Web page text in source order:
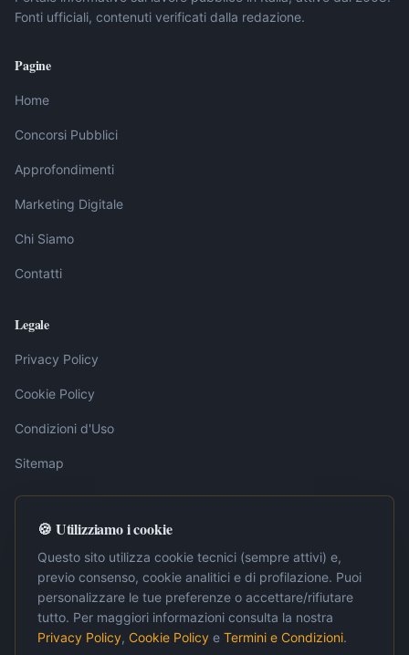
Fonti ufficiali, contenuti verificati dalla redazione.
Pagine
Home
Concorsi Pubblici
Approfondimenti
Marketing Digitale
Chi Siamo
Contatti
Legale
Privacy Policy
Cookie Policy
Condizioni d'Uso
Sitemap
Nota editoriale: I contenuti pubblicati su LavoroInternet.org sono
Gazzetta Ufficiale della Repubblica Italiana. Ogni articolo è
verificato e aggiornato periodicamente per garantire accuratezza e
pertinenza. Per approfondimenti normativi o situazioni specifiche, si
raccomanda la consultazione di un professionista abilitato.
🍪 Utilizziamo i cookie
Questo sito utilizza cookie tecnici (sempre attivi) e,
previo consenso, cookie analitici e di profilazione. Puoi
personalizzare le tue preferenze o accettare/rifiutare
tutto. Per maggiori informazioni consulta la nostra
Privacy Policy, Cookie Policy e Termini e Condizioni.